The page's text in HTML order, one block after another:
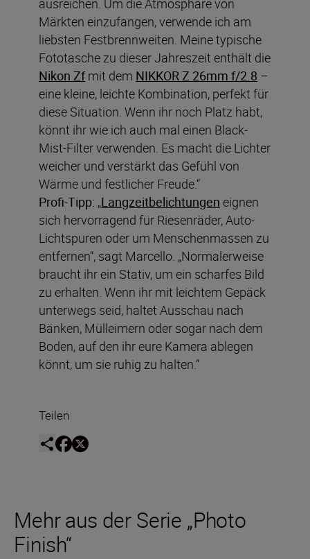
ausreichen. Um die Atmosphäre von
Märkten einzufangen, verwende ich am
liebsten Festbrennweiten. Meine typische
Fototasche zu dieser Jahreszeit enthält die
Nikon Zfmit dem NIKKOR Z 26mm f/2.8 –
eine kleine, leichte Kombination, perfekt für
diese Situation. Wenn ihr noch Platz habt,
könnt ihr wie ich auch mal einen Black-
Mist-Filter verwenden. Es macht die Lichter
weicher und verstärkt das Gefühl von
Wärme und festlicher Freude.“
Profi-Tipp: „Langzeitbelichtungen eignen
sich hervorragend für Riesenräder, Auto-
Lichtspuren oder um Menschenmassen zu
entfernen“, sagt Marcello. „Normalerweise
braucht ihr ein Stativ, um ein scharfes Bild
zu erhalten. Wenn ihr mit leichtem Gepäck
unterwegs seid, haltet Ausschau nach
Bänken, Mülleimern oder sogar nach dem
Boden, auf den ihr eure Kamera ablegen
könnt, um sie ruhig zu halten.“
Teilen
Mehr aus der Serie „Photo
Finish“